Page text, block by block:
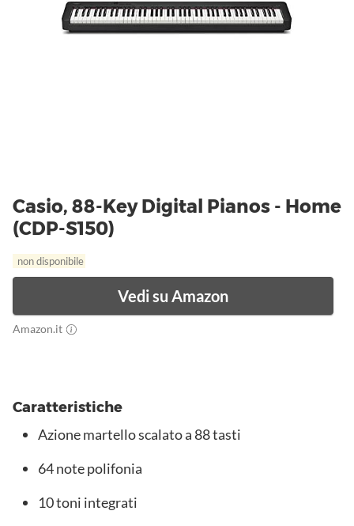
Casio, 88-Key Digital Pianos - Home
(CDP-S150)
non disponibile
Vedi su Amazon
Amazon.it
Caratteristiche
Azione martello scalato a 88 tasti
64 note polifonia
10 toni integrati